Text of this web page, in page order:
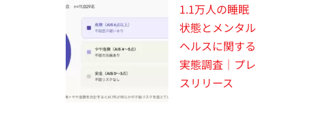
1.1万人の睡眠
状態とメンタル
ヘルスに関する
実態調査｜プレ
スリリース